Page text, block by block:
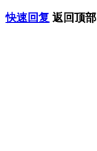
快速回复 返回顶部